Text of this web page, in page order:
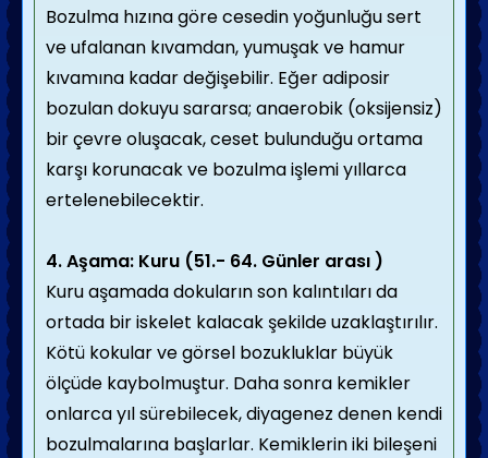
Bozulma hızına göre cesedin yoğunluğu sert
ve ufalanan kıvamdan, yumuşak ve hamur
kıvamına kadar değişebilir. Eğer adiposir
bozulan dokuyu sararsa; anaerobik (oksijensiz)
bir çevre oluşacak, ceset bulunduğu ortama
karşı korunacak ve bozulma işlemi yıllarca
ertelenebilecektir.
4. Aşama: Kuru (51.- 64. Günler arası )
Kuru aşamada dokuların son kalıntıları da
ortada bir iskelet kalacak şekilde uzaklaştırılır.
Kötü kokular ve görsel bozukluklar büyük
ölçüde kaybolmuştur. Daha sonra kemikler
onlarca yıl sürebilecek, diyagenez denen kendi
bozulmalarına başlarlar. Kemiklerin iki bileşeni